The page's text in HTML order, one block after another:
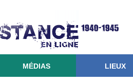
MÉDIAS LIEUX